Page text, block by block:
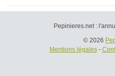
Pepinieres.net :
© 2026
Mentions légales-